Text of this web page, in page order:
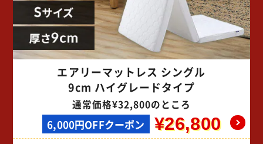
エアリーマットレス シングル
9cm ハイグレードタイプ
通常価格¥32,800のところ
6,000円OFFクーポン ¥26,800